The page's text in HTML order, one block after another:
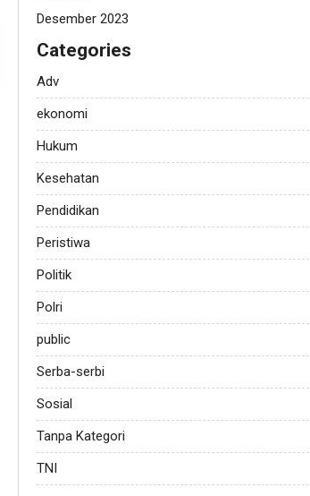
Desember 2023
Categories
Adv
ekonomi
Hukum
Kesehatan
Pendidikan
Peristiwa
Politik
Polri
public
Serba-serbi
Sosial
Tanpa Kategori
TNI